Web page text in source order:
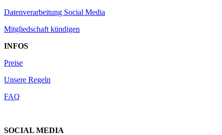
Datenverarbeitung Social Media
Mitgliedschaft kündigen
INFOS
Preise
Unsere Regeln
FAQ
SOCIAL MEDIA